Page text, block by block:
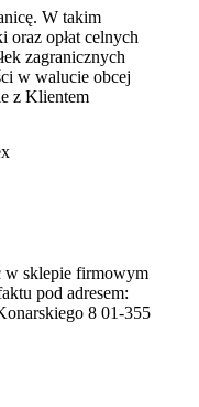
W takim
oraz opłat celnych
zagranicznych
w walucie obcej
z Klientem
w sklepie firmowym
pod adresem:
8 01-355